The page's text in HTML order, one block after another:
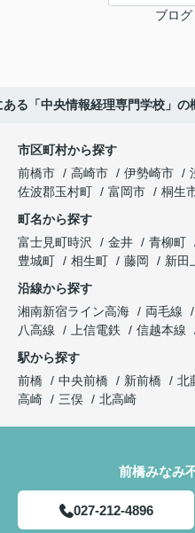
ブロ
ある「中央情報経理専門学校」
市区町村から探す
前橋市
高崎市 伊勢崎市
佐波郡玉村町
富岡市 桐生
町名から探す
富士見町時沢
金井 青柳町
豊城町
相生町 藤岡
新田
沿線から探す
湘南新宿ライン高海
両毛線
八高線
上信電鉄 信越本線
駅から探す
前橋
中央前橋 新前橋 北
高崎
三俣 北高崎
前橋みなみ
027-212-4896